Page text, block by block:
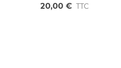
panneau solaire MC4 mâle
vers MC4 femelle
20,00 € TTC